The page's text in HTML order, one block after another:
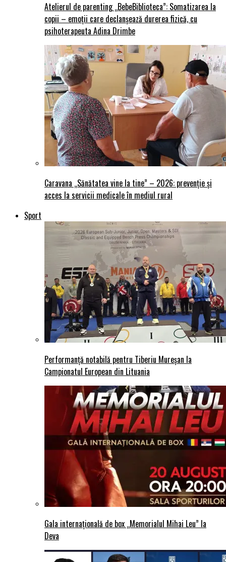
Atelierul de parenting „BebeBiblioteca”: Somatizarea la
copii – emoții care declanșează durerea fizică, cu
psihoterapeuta Adina Drimbe
Caravana „Sănătatea vine la tine” – 2026: prevenție și
acces la servicii medicale în mediul rural
Sport
Performanță notabilă pentru Tiberiu Mureșan la
Campionatul European din Lituania
Gala internațională de box „Memorialul Mihai Leu” la
Deva